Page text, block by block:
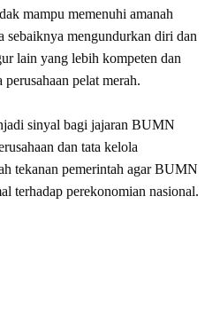
mampu memenuhi amanah
sebaiknya mengundurkan diri dan
lain yang lebih kompeten dan
pelat merah.
sinyal bagi jajaran BUMN
dan tata kelola
tekanan pemerintah agar BUMN
terhadap perekonomian nasional.